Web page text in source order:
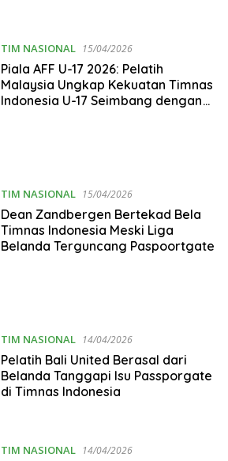
TIM NASIONAL 15/04/2026
Piala AFF U-17 2026: Pelatih
Malaysia Ungkap Kekuatan Timnas
Indonesia U-17 Seimbang dengan
TIM NASIONAL 15/04/2026
Dean Zandbergen Bertekad Bela
Timnas Indonesia Meski Liga
Belanda Terguncang Paspoortgate
TIM NASIONAL 14/04/2026
Pelatih Bali United Berasal dari
Belanda Tanggapi Isu Passporgate
di Timnas Indonesia
TIM NASIONAL 14/04/2026